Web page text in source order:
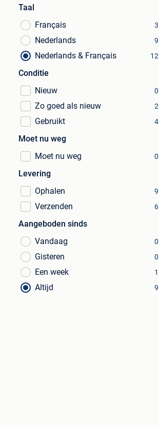
Taal
Français
3
Nederlands 9
Nederlands & Français 12
Conditie
Nieuw
0
Zo goed als nieuw 2
Gebruikt 4
Moet nu weg
Moet nu weg
0
Levering
Ophalen
9
Verzenden 6
Aangeboden sinds
Vandaag
0
Gisteren 0
Een week 1
Altijd 9